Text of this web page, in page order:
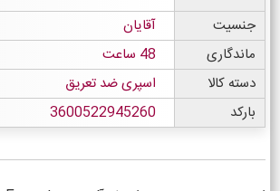
جنسیت
آقایان
ماندگاری
48 ساعت
دسته کالا
اسپری ضد تعریق
بارکد
3600522945260